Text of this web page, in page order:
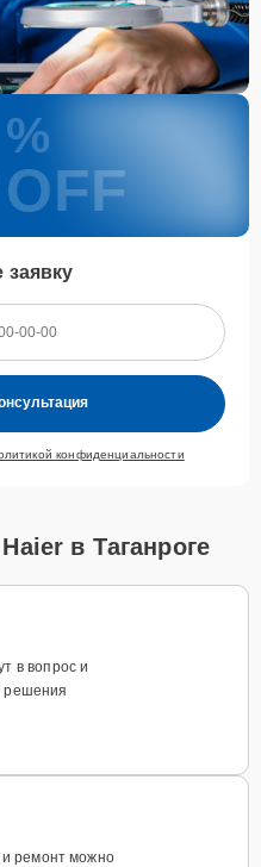
%
OFF
заявку
конфиденциальности
в Таганроге
в вопрос и
решения
и ремонт можно